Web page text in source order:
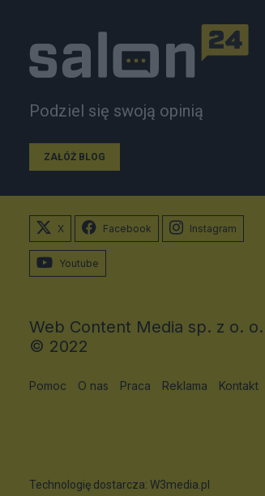
Podziel się swoją opinią
ZAŁÓŻ BLOG
X Facebook Instagram
Youtube
Web Content Media sp. z o. o.
© 2022
Pomoc O nas Praca Reklama Kontakt
Technologię dostarcza: W3media.pl